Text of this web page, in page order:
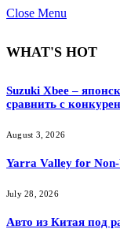
Close Menu
WHAT'S HOT
Suzuki Xbee –
сравнить с
August 3, 2026
Yarra Valley for
July 28, 2026
Авто из Китая под